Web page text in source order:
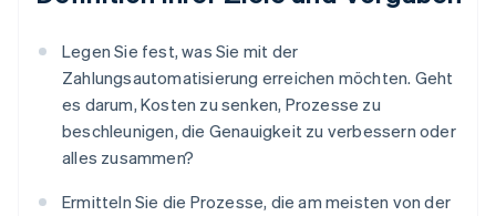
Legen Sie fest, was Sie mit der
Zahlungsautomatisierung erreichen möchten. Geht
es darum, Kosten zu senken, Prozesse zu
beschleunigen, die Genauigkeit zu verbessern oder
alles zusammen?
Ermitteln Sie die Prozesse, die am meisten von der